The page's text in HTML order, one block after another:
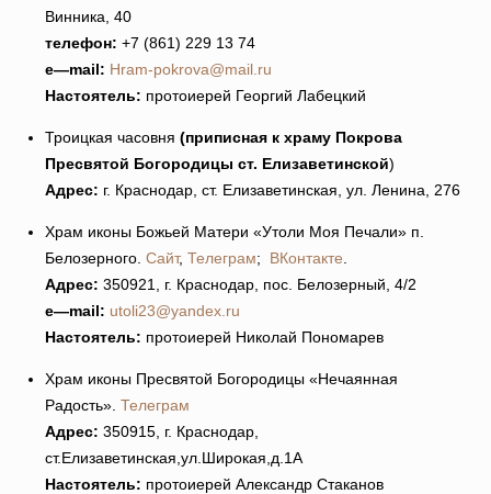
Винника, 40
телефон: +7 (861) 229 13 74
e—mail: Hram-pokrova@mail.ru
Настоятель: протоиерей Георгий Лабецкий
Троицкая часовня (приписная к храму Покрова
Пресвятой Богородицы ст. Елизаветинской)
Адрес: г. Краснодар, ст. Елизаветинская, ул. Ленина, 276
Храм иконы Божьей Матери «Утоли Моя Печали» п.
Белозерного. Сайт, Телеграм; ВКонтакте
Адрес: 350921, г. Краснодар, пос. Белозерный, 4/2
e—mail: utoli23@yandex.ru
Настоятель: протоиерей Николай Пономарев
Храм иконы Пресвятой Богородицы «Нечаянная
Радость». Телеграм
Адрес: 350915, г. Краснодар,
ст.Елизаветинская,ул.Широкая,д.1А
Настоятель: протоиерей Александр Стаканов